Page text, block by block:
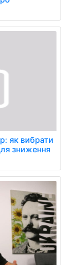
як вибрати
зниження